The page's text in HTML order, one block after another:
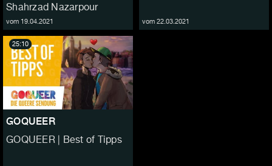
Shahrzad Nazarpour
vom 19.04.2021 vom 22.03.2021
GOQUEER
GOQUEER | Best of Tipps
25:10